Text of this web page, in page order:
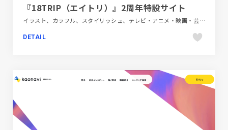
『18TRIP（エイトリ）』2周年特設サイト
イラスト、カラフル、スタイリッシュ、テレビ・アニメ・映画・芸能、ブランド・サービスサイト、ポップ
DETAIL